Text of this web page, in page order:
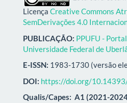
Licença Creative Commons
SemDerivações 4.0
PUBLICAÇÃO: PPUFU -
Universidade Federal de
E-ISSN: 1983-1730 (versão
DOI: https://doi.org/
Qualis/Capes: A1 (2021-